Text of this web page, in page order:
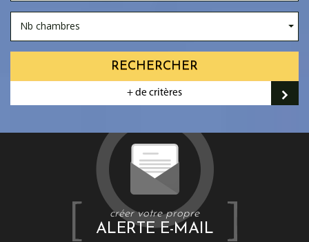
Nb chambres
RECHERCHER
+ de critères
créer votre propre
ALERTE E-MAIL